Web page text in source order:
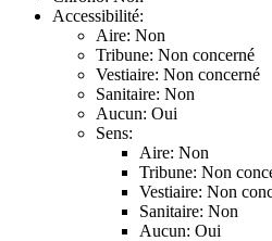
Accessibilité:
Aire: Non
Tribune: Non concerné
Vestiaire: Non concerné
Sanitaire: Non
Aucun: Oui
Sens:
Aire: Non
Tribune: Non
Vestiaire: Non
Sanitaire: Non
Aucun: Oui